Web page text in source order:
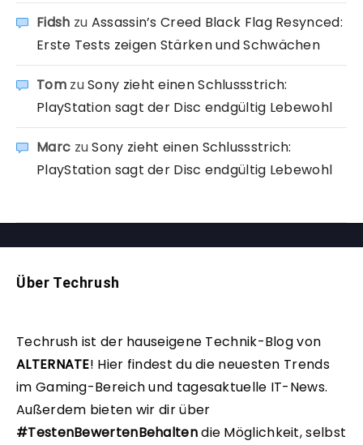
Fidsh zu Assassin’s Creed Black Flag Resynced:
Erste Tests zeigen Stärken und Schwächen
TomzuSony zieht einen Schlussstrich:
PlayStation sagt der Disc endgültig Lebewohl
Marc zuSony zieht einen Schlussstrich:
PlayStation sagt der Disc endgültig Lebewohl
Über Techrush
Techrush ist der hauseigene Technik-Blog von
ALTERNATE! Hier findest du die neuesten Trends
im Gaming-Bereich und tagesaktuelle IT-News.
Außerdem bieten wir dir über
#TestenBewertenBehaltendie Möglichkeit, selbst